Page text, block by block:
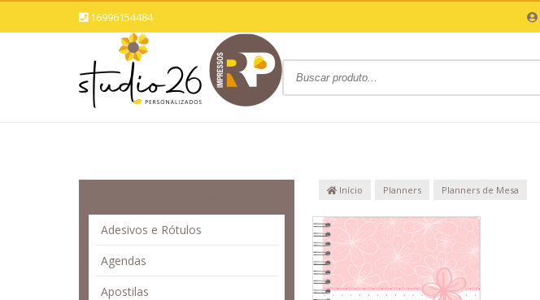
16996154484
Adesivos e Rótulos
Agendas
Apostilas
Início Planners Planners de Mesa